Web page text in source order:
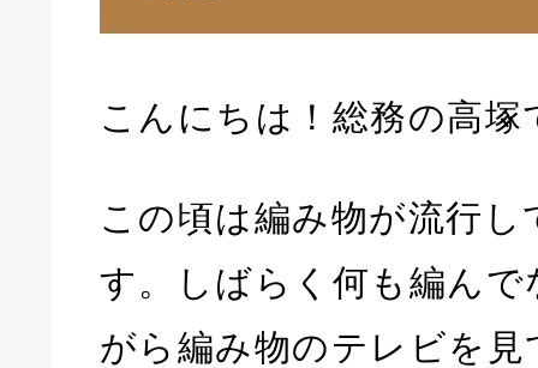
こんにちは！総務の高塚
この頃は編み物が流行
す。しばらく何も編ん
がら編み物のテレビを